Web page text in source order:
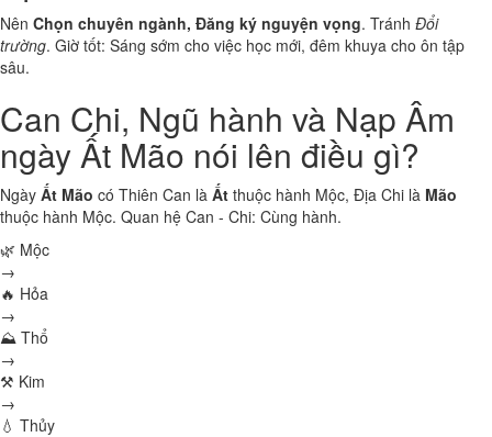
Nên Chọn chuyên ngành, Đăng ký nguyện vọng. Tránh Đổi
trường. Giờ tốt: Sáng sớm cho việc học mới, đêm khuya cho ôn tập
sâu.
Can Chi, Ngũ hành và Nạp Âm
ngày Ất Mão nói lên điều gì?
Ngày Ất Mão có Thiên Can là Ất thuộc hành Mộc, Địa Chi là Mão
thuộc hành Mộc. Quan hệ Can - Chi: Cùng hành.
🌿 Mộc
→
🔥 Hỏa
→
⛰ Thổ
→
⚒ Kim
→
💧 Thủy